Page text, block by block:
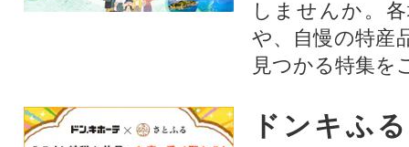
しませんか。
や、自慢の特産
見つかる特集を
ドンキふ